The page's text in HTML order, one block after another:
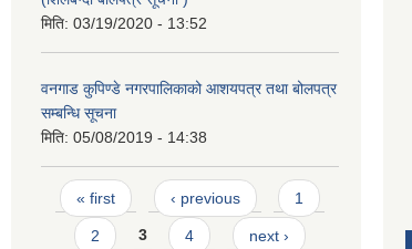
मिति: 03/19/2020 - 13:52
वनगाड कुपिण्डे नगरपालिकाको आशयपत्र तथा बोलपत्र
सम्बन्धि सूचना
मिति: 05/08/2019 - 14:38
Pages
« first ‹ previous 1
2 3 4 next ›